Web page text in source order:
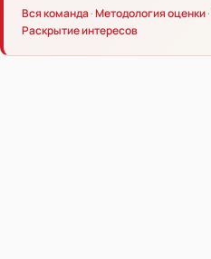
Вся команда·Методология оценки·
Раскрытие интересов